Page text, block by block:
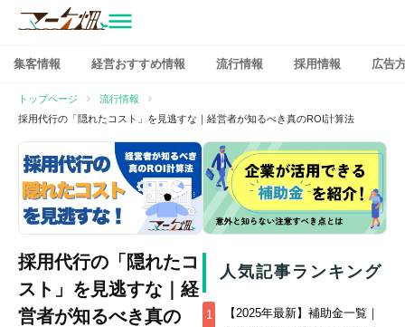
ン
テ
ン
へ
ス
キ
ッ
マーケ畑
集客情報 経営おすすめ情報 流行情報 採用情報 広告
トップページ
流行情報
採用代行の「隠れたコスト」を見逃すな｜経営者が知るべき真のROI計算法
採用代行の「隠れたコ
スト」を見逃すな｜経
営者が知るべき真の
人気記事ランキング
1
【2025年最新】補助金一覧｜